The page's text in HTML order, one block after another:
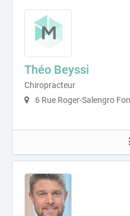
Théo Beyssi
Chiropracteur
6 Rue Roger-Salengro